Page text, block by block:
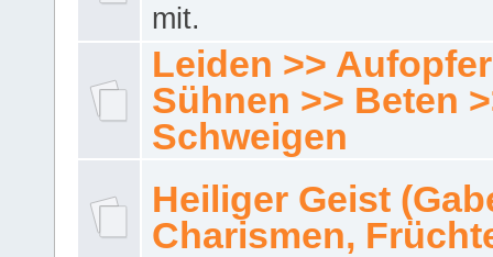
mit.
Leiden >>
Sühnen >> Beten
Schweigen
Heiliger Geist
Charismen,